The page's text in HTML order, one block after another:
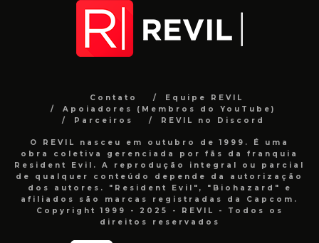
Contato
Equipe REVIL
Apoiadores (Membros do YouTube)
Parceiros
REVIL no Discord
O REVIL nasceu em outubro de 1999. É uma
obra coletiva gerenciada por fãs da franquia
Resident Evil. A reprodução integral ou parcial
de qualquer conteúdo depende da autorização
dos autores. "Resident Evil", "Biohazard" e
afiliados são marcas registradas da Capcom.
Copyright 1999 - 2025 - REVIL - Todos os
direitos reservados